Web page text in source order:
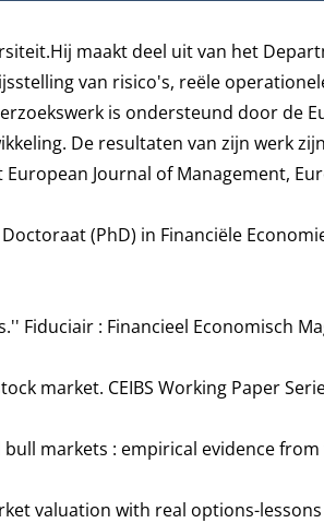
maakt deel uit van het
van risico's, reële
is ondersteund door de
De resultaten van zijn werk zijn
Journal of Management,
(PhD) in Financiële
Fiduciair : Financieel Economisch
market. CEIBS Working Paper
bull markets : empirical evidence
valuation with real options-